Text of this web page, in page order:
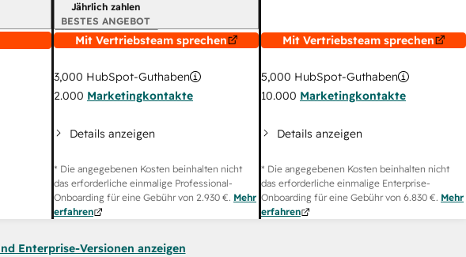
Jährlich zahlen
BESTES ANGEBOT
Mit Vertriebsteam sprechen
3,000 HubSpot-Guthaben
2.000 Marketingkontakte
Details anzeigen
* Die angegebenen Kosten beinhalten nicht
das erforderliche einmalige Professional-
Onboarding für eine Gebühr von 2.930 €. Mehr
erfahren
Mit Vertriebsteam sprechen
5,000 HubSpot-Guthaben
10.000 Marketingkontakte
Details anzeigen
* Die angegebenen Kosten beinhalten nicht
das erforderliche einmalige Enterprise-
Onboarding für eine Gebühr von 6.830 €. Mehr
erfahren
Enterprise-Versionen anzeigen